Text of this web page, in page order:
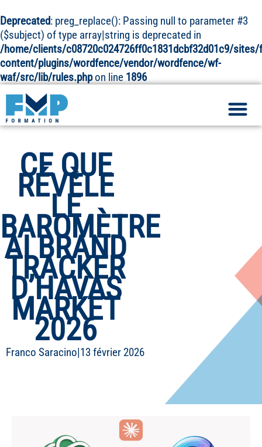
Deprecated: preg_replace(): Passing null to parameter #3
($subject) of type array|string is deprecated in
/home/clients/c08720c024726ff0c1831dcbf32d01c9/
content/plugins/wordfence/vendor/wordfence/wf-
waf/src/lib/rules.phpon line 1896
CE QUE
RÉVÈLE
LE
BAROMÈTRE
AI BRAND
TRACKER
D’HAVAS
MARKET
2026
Franco Saracino|13 février 2026